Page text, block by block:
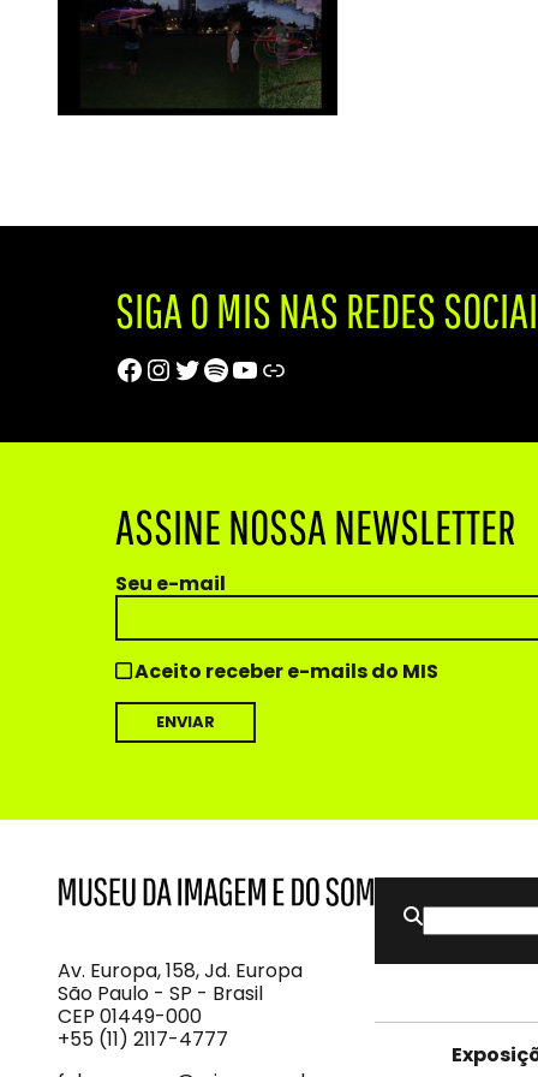
SIGA O MIS NAS REDES
Facebook
Instagram
Twitter
Spotify
Youtube
Trip Advisor
ASSINE NOSSA NEWSLETTER
Seu e-mail
Aceito receber e-mails do MIS
Imagem
e
do
Som
Av. Europa, 158, Jd. Europa
São Paulo - SP - Brasil
CEP 01449-000
+55 (11) 2117-4777
Buscar
por: